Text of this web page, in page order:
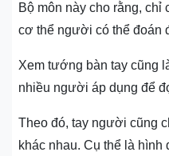
Bộ môn này cho rằng, chỉ
cơ thể người có thể đoán
Xem tướng bàn tay cũng
nhiều người áp dụng để
Theo đó, tay người cũng
khác nhau. Cụ thể là hình